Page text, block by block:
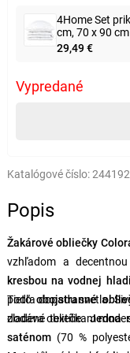
4Home Set
cm, 70 x 90 cm
29,49 €
Vypredané
Katalógové číslo:244192
Popis
Žakárové obliečky
vzhľadom a
kresbou na vodnej
podľa dopadu svetla.
dodáva obliečkam
Tietoobojstranné
zladené textílie.Jedna
saténom (70 %